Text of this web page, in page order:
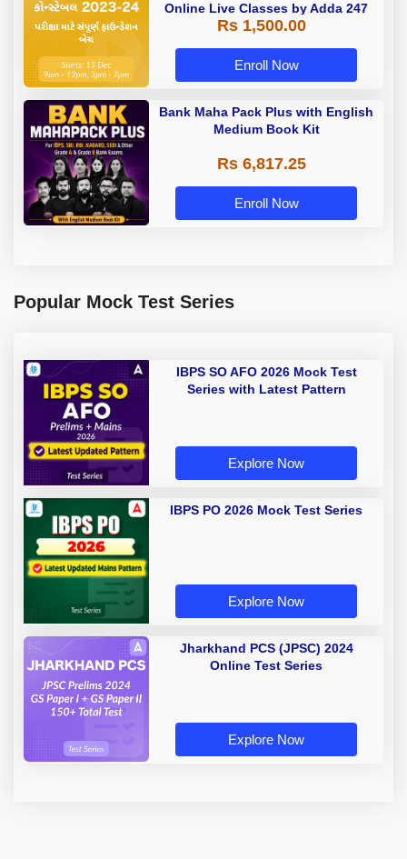
Online Live Classes by Adda 247
Rs 1,500.00
Enroll Now
Bank Maha Pack Plus with English
Medium Book Kit
Rs 6,817.25
Enroll Now
Popular Mock Test Series
IBPS SO AFO 2026 Mock Test
Series with Latest Pattern
Explore Now
IBPS PO 2026 Mock Test Series
Explore Now
Jharkhand PCS (JPSC) 2024
Online Test Series
Explore Now